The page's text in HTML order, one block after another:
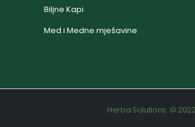
Biljne Kapi
Med i Medne mješavine
Herba Solutions. ©